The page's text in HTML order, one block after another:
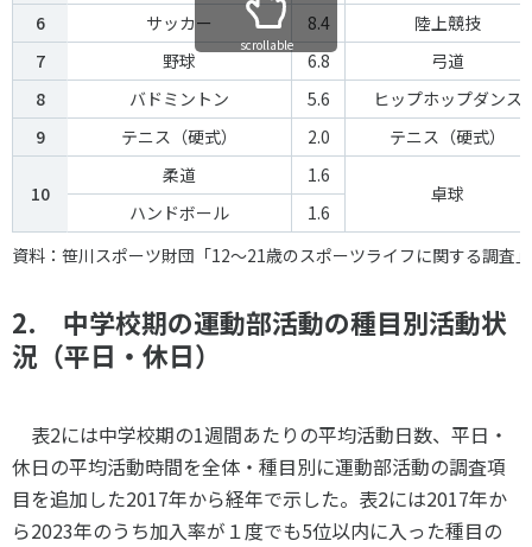
SSF BOOKS
6
サッカー 8.4
陸上競技
7
野球 6.8
弓道
8
バドミントン 5.6
ヒップホップダンス
9
テニス（硬式） 2.0 テニス（硬式）
10
柔道
1.6
卓球
ハンドボール
1.6
資料：笹川スポーツ財団「12～21歳のスポーツライフに関する調査
scrollable
2. 中学校期の運動部活動の種目別活動状
況（平日・休日）
表2には中学校期の1週間あたりの平均活動日数、平日・
休日の平均活動時間を全体・種目別に運動部活動の調査項
目を追加した2017年から経年で示した。表2には2017年か
ら2023年のうち加入率が１度でも5位以内に入った種目の